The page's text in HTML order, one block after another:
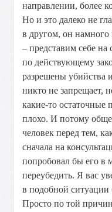
направлении, более
Но и это далеко не
в другом, он
– представим себе
по действующему
разрешены убийства
никто не запрещает,
какие-то остаточные
плохо. И потому
человек перед тем,
сначала на
попробовал бы его в
переубедить. Я вас
в подобной
Просто по той